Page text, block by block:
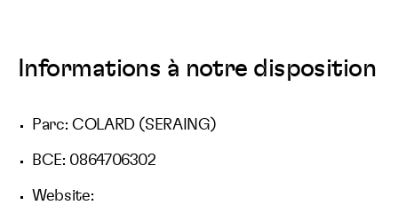
Informations à notre disposition
Parc: COLARD (SERAING)
BCE: 0864706302
Website: